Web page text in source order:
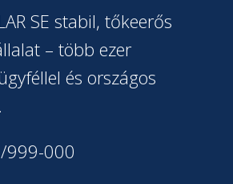
SE stabil, tőkeerős
– több ezer
és országos
000